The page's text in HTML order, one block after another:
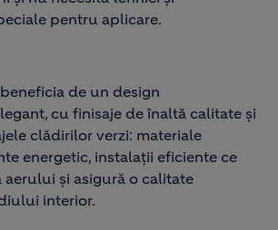
pentru aplicare.
de un design
cu finisaje de înaltă calitate și
clădirilor verzi: materiale
energetic, instalații eficiente ce
și asigură o calitate
interior.